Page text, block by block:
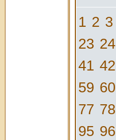
1 2 3
23 24
41 42
59 60
77 78
95 96